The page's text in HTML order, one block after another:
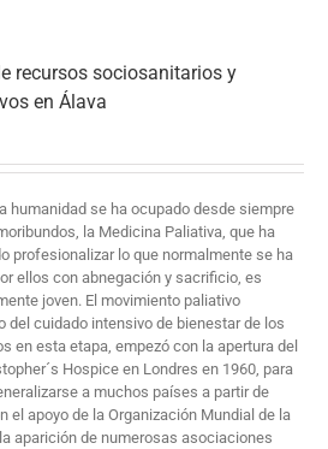
recursos sociosanitarios y
en Álava
humanidad se ha ocupado desde siempre
la Medicina Paliativa, que ha
profesionalizar lo que normalmente se ha
ellos con abnegación y sacrificio, es
joven. El movimiento paliativo
del cuidado intensivo de bienestar de los
en esta etapa, empezó con la apertura del
Hospice en Londres en 1960, para
a muchos países a partir de
el apoyo de la Organización Mundial de la
aparición de numerosas asociaciones